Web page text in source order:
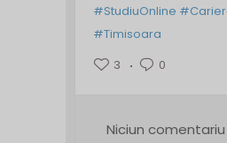
#StudiuOnline
#Timisoara
3
0
Niciun